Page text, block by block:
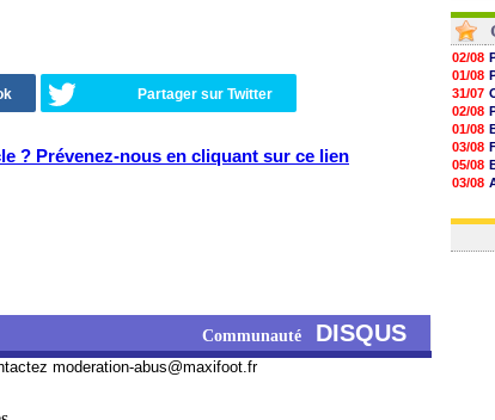
Partager sur Twitter
? Prévenez-nous en cliquant sur ce lien
Communauté DISQUS
moderation-abus@maxifoot.fr
02/08
01/08
31/07
02/08
01/08
03/08
05/08
03/08
03/08